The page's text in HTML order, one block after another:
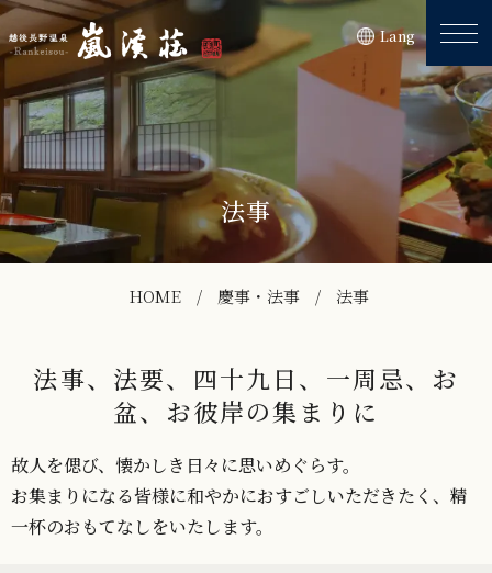
Lang
法事
HOME 慶事・法事 法事
法事、法要、四十九日、一周忌、お
盆、お彼岸の集まりに
故人を偲び、懐かしき日々に思いめぐらす。
お集まりになる皆様に和やかにおすごしいただきたく、精
一杯のおもてなしをいたします。